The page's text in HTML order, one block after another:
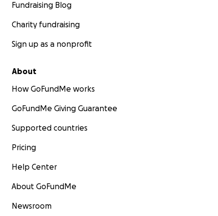
Fundraising Blog
Charity fundraising
Sign up as a nonprofit
About
How GoFundMe works
GoFundMe Giving Guarantee
Supported countries
Pricing
Help Center
About GoFundMe
Newsroom